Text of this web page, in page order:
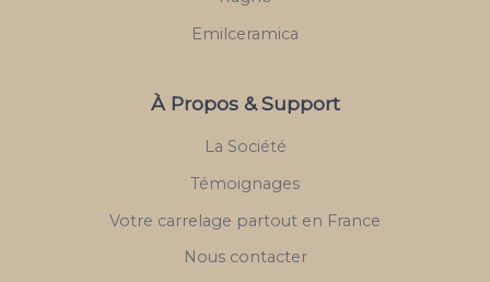
Emilceramica
À Propos & Support
La Société
Témoignages
Votre carrelage partout en France
Nous contacter